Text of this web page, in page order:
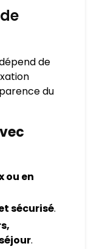
de
du
ou en
sécurisé.
.